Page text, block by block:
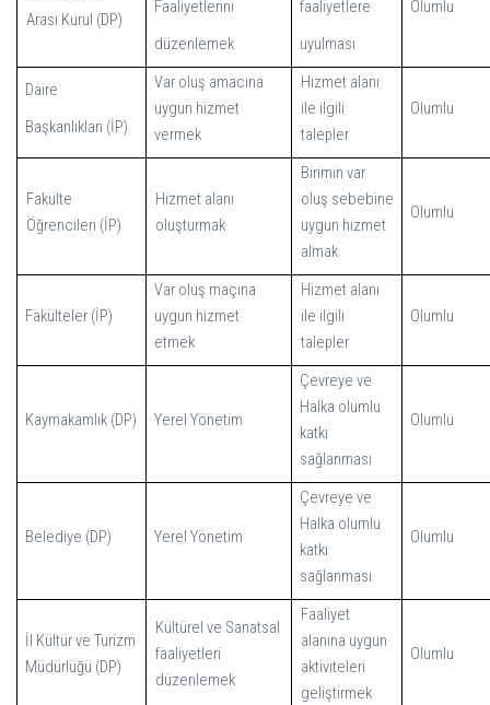
Arası Kurul (DP)
Faaliyetlerini
düzenlemek
faaliyetlere
uyulması
Olumlu
Daire
Başkanlıkları (İP)
Var oluş amacına
uygun hizmet
vermek
Hizmet alanı
ile ilgili
talepler
Olumlu
Fakülte
Öğrencileri (İP)
Hizmet alanı
oluşturmak
Birimin var
oluş sebebine
uygun hizmet
almak
Olumlu
Fakülteler (İP)
Var oluş maçına
uygun hizmet
etmek
Hizmet alanı
ile ilgili
talepler
Olumlu
Kaymakamlık (DP) Yerel Yönetim
Çevreye ve
Halka olumlu
katkı
sağlanması
Olumlu
Belediye (DP) Yerel Yönetim
Çevreye ve
Halka olumlu
katkı
sağlanması
Olumlu
İl Kültür ve Turizm
Müdürlüğü (DP)
Kültürel ve Sanatsal
faaliyetleri
düzenlemek
Faaliyet
alanına uygun
aktiviteleri
geliştirmek
Olumlu